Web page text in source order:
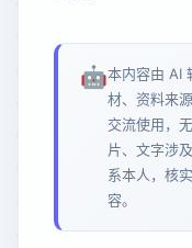
🤖本内容由 AI
材、资料来
交流使用，
片、文字涉
系本人，核
容。